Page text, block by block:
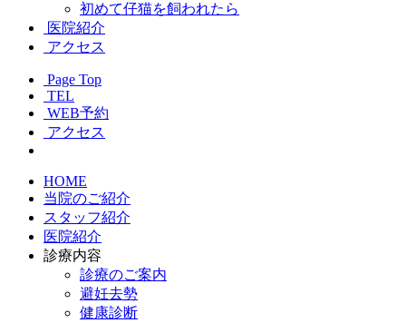
初めて仔猫を飼われたら
医院紹介
アクセス
Page Top
TEL
WEB予約
アクセス
HOME
当院のご紹介
スタッフ紹介
医院紹介
診療内容
診療のご案内
避妊去勢
健康診断